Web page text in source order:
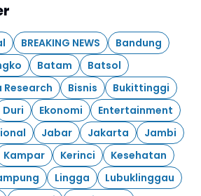
BREAKING NEWS
Bandung
Batam
Batsol
Research Bisnis
Bukittinggi
Duri Ekonomi
Entertainment
Jabar Jakarta
Jambi
Kampar Kerinci
Kesehatan
Lingga
Lubuklinggau